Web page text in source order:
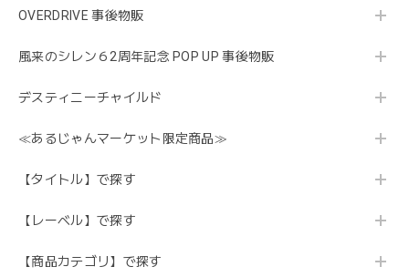
OVERDRIVE 事後物販
風来のシレン６2周年記念 POP UP 事後物販
デスティニーチャイルド
≪あるじゃんマーケット限定商品≫
【タイトル】で探す
【レーベル】で探す
【商品カテゴリ】で探す